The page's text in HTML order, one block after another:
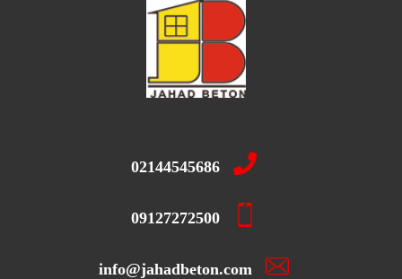
02144545686
09127272500
info@jahadbeton.com